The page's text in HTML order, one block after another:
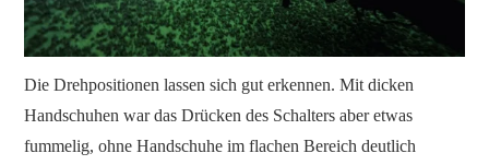
Die Drehpositionen lassen sich gut erkennen. Mit dicken
Handschuhen war das Drücken des Schalters aber etwas
fummelig, ohne Handschuhe im flachen Bereich deutlich